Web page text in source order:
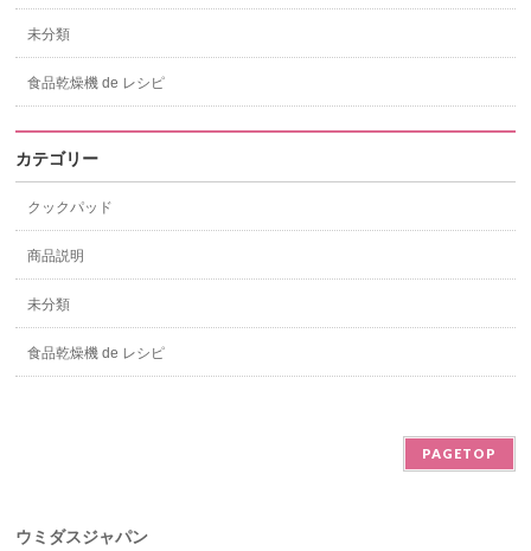
未分類
食品乾燥機 de レシピ
カテゴリー
クックパッド
商品説明
未分類
食品乾燥機 de レシピ
PAGETOP
ウミダスジャパン